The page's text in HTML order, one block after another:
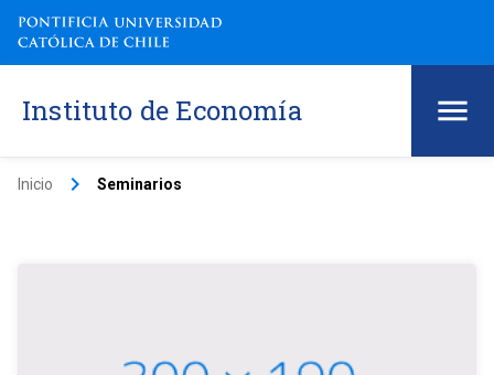
Instituto de Economía
Inicio keyboard_arrow_right Seminarios